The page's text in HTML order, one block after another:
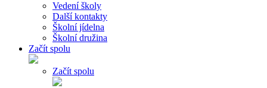
Vedení školy
Další kontakty
Školní jídelna
Školní družina
Začít spolu
Začít spolu